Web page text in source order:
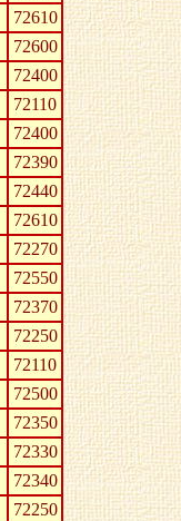
72610
72600
72400
72110
72400
72390
72440
72610
72270
72550
72370
72250
72110
72500
72350
72330
72340
72250